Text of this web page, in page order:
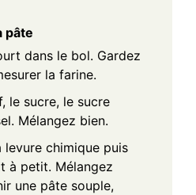
pâte
dans le bol. Gardez
la farine.
le sucre, le sucre
Mélangez bien.
levure chimique puis
à petit. Mélangez
une pâte souple,